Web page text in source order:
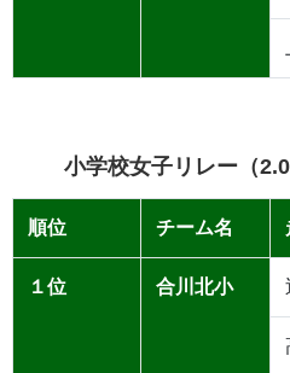
小学校女子リレー（
順位 チーム名
１位 合川北小